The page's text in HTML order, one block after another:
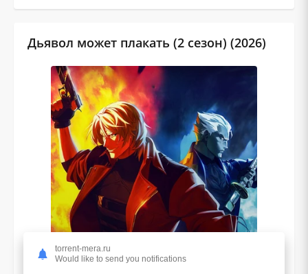
Дьявол может плакать (2 сезон) (2026)
torrent-mera.ru
Would like to send you notifications